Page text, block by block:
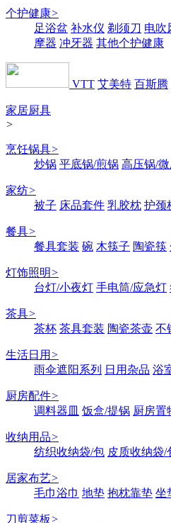
个护健康>
足浴盆 补水仪 剃须刀 电吹
摩器 冲牙器 其他个护健康
VTT 艾美特 百斯腾
家居厨具
>
烹饪锅具>
炒锅 平底锅/煎锅 高压锅/
家纺>
被子 床品套件 乳胶枕 护颈
餐具>
餐具套装 碗 木筷子 陶瓷筷
灯饰照明>
台灯/小夜灯 手电筒/应急灯
茶具>
茶杯 茶具套装 陶瓷茶壶 不
生活日用 >
雨伞遮阳系列
日用杂品 浴
厨房配件>
调料器皿 饭盒/提锅 厨房置
收纳用品>
纺织收纳袋/包 皮质收纳袋/
居家布艺>
毛巾浴巾 地垫 抱枕靠垫 坐
刀剪菜板>